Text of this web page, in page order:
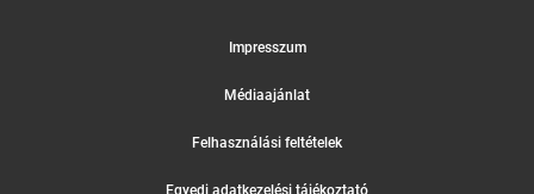
Impresszum
Médiaajánlat
Felhasználási feltételek
Egyedi adatkezelési tájékoztató